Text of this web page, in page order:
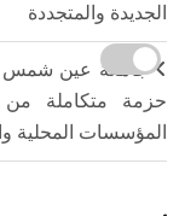
الجديدة والمتجددة
جامعة عين شمس
حزمة متكاملة من
المؤسسات المحلية